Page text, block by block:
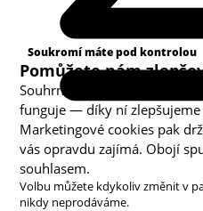
Soukromí máte pod kontrolou
Pomůžete nám
Souhrnná analytika nám
funguje — díky ní zlepšujeme
Marketingové cookies pak
vás opravdu zajímá. Obojí
souhlasem.
Volbu můžete kdykoliv změnit v
nikdy neprodáváme.
Kategorie cookies